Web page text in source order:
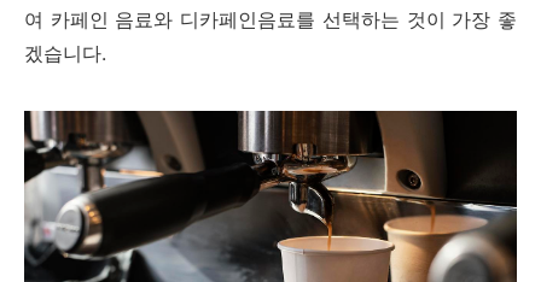
여 카페인 음료와 디카페인음료를 선택하는 것이 가장 좋
겠습니다.